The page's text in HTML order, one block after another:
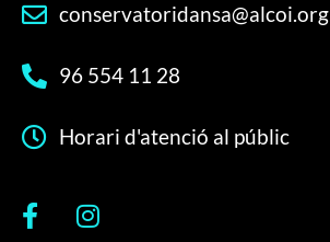
conservatoridansa@alcoi.org
96 554 11 28
Horari d'atenció al públic